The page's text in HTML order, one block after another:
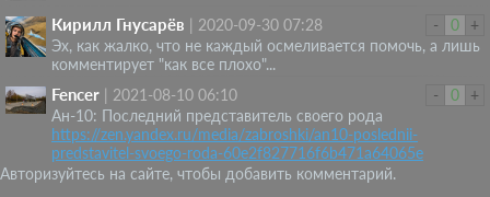
-
0 +
Кирилл Гнусарёв
2020-09-30 07:28
Эх, как жалко, что не каждый осмеливается помочь, а лишь
комментирует "как все плохо"...
-
0 +
Fencer
2021-08-10 06:10
Ан-10: Последний представитель своего рода
https://zen.yandex.ru/media/zabroshki/an10-poslednii-
predstavitel-svoego-roda-60e2f827716f6b471a64065e
Авторизуйтесь на сайте, чтобы добавить комментарий.